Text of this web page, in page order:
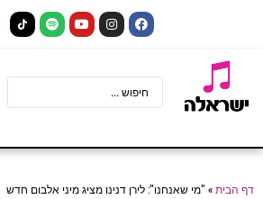
דף הבית» "מי שאנחנו": לירן דנינו מציג מיני אלבום חדש